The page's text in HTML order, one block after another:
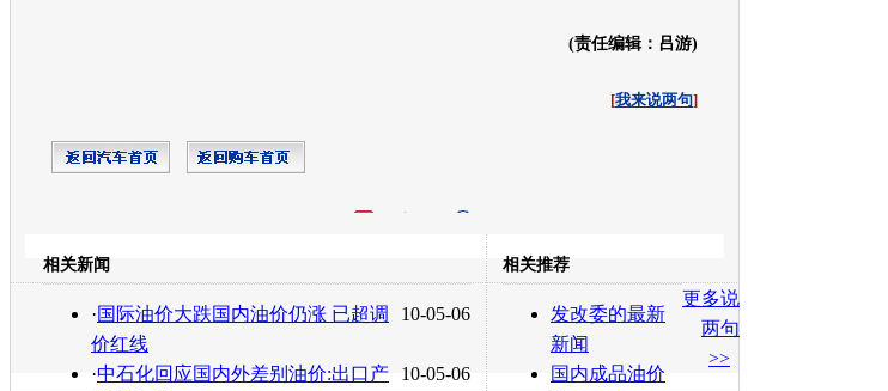
(责任编辑：吕游)
[我来说两句]
转发至： 白社会 百度i贴吧
相关新闻
10-05-06
·国际油价大跌国内油价仍涨 已超调
价红线
10-05-06
·中石化回应国内外差别油价:出口产
相关推荐
发改委的最新
新闻
国内成品油价
更多说
两句
>>